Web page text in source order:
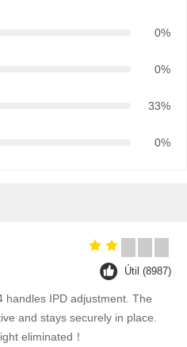
0%
0%
33%
0%
Útil (8987)
handles IPD adjustment. The
and stays securely in place.
eliminated！